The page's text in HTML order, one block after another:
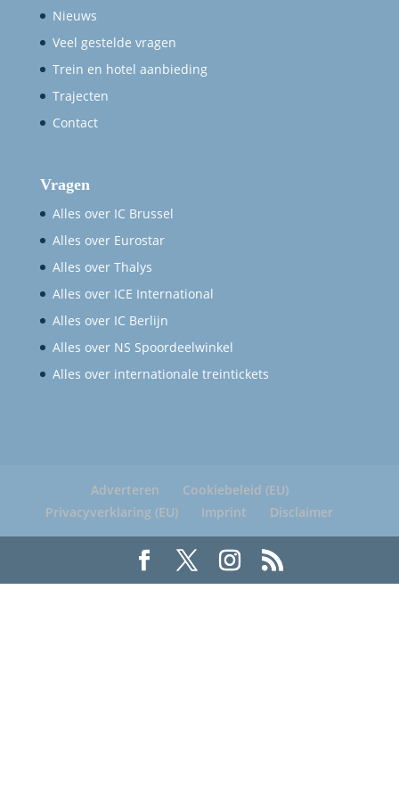
Nieuws
Veel gestelde vragen
Trein en hotel aanbieding
Trajecten
Contact
Vragen
Alles over IC Brussel
Alles over Eurostar
Alles over Thalys
Alles over ICE International
Alles over IC Berlijn
Alles over NS Spoordeelwinkel
Alles over internationale treintickets
Adverteren
Cookiebeleid (EU)
Privacyverklaring (EU)
Imprint Disclaimer